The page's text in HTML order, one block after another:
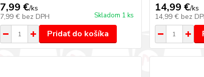
7,99 €/ks
7,99 € bez DPH Skladom 1 ks
Pridať do košíka
14,99 €/ks
14,99 € bez